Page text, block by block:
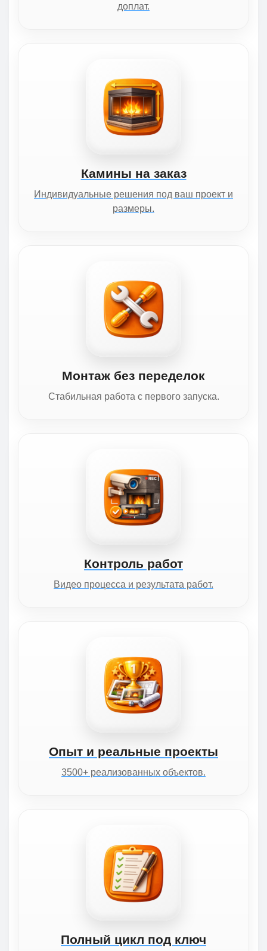
доплат.
Камины на заказ
Индивидуальные решения под ваш проект и
размеры.
Монтаж без переделок
Стабильная работа с первого запуска.
Контроль работ
Видео процесса и результата работ.
Опыт и реальные проекты
3500+ реализованных объектов.
Полный цикл под ключ